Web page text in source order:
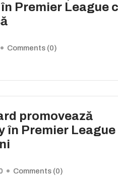
Premier League
Comments (0)
promovează
în Premier League
Comments (0)